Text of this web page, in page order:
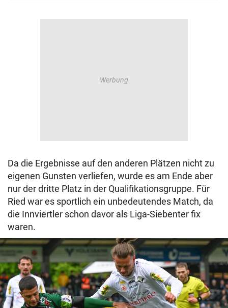
Da die Ergebnisse auf den anderen Plätzen nicht zu
eigenen Gunsten verliefen, wurde es am Ende aber
nur der dritte Platz in der Qualifikationsgruppe. Für
Ried war es sportlich ein unbedeutendes Match, da
die Innviertler schon davor als Liga-Siebenter fix
waren.